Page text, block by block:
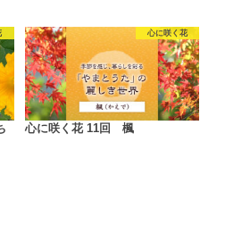
心に咲く花
心に咲く花 11回 楓